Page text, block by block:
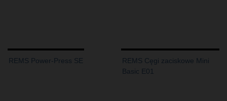
REMS Power-Press SE
REMS Cęgi zaciskowe Mini
Basic E01